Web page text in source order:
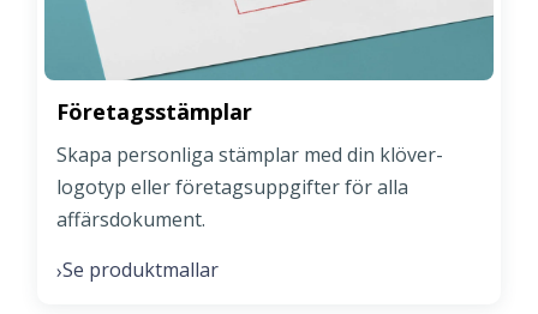
Företagsstämplar
Skapa personliga stämplar med din klöver-
logotyp eller företagsuppgifter för alla
affärsdokument.
›Se produktmallar